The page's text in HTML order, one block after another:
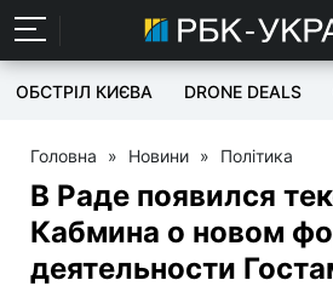
ОБСТРІЛ КИЄВА DRONE DEALS
Головна » Новини » Політика
В Раде появился
Кабмина о новом
деятельности